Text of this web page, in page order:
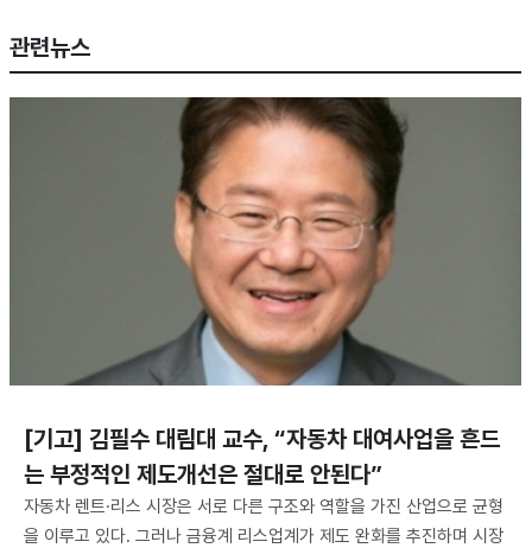
관련뉴스
[기고] 김필수 대림대 교수, “자동차 대여사업을 흔드
는 부정적인 제도개선은 절대로 안된다”
자동차 렌트·리스 시장은 서로 다른 구조와 역할을 가진 산업으로 균형
을 이루고 있다. 그러나 금융계 리스업계가 제도 완화를 추진하며 시장